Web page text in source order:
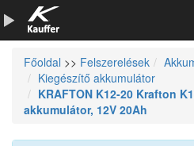
Szerszámkatalógus
Kosár
Főoldal >> Felszerelések
Kiegészítő akkumulátor
KRAFTON K12-20 Krafton
akkumulátor, 12V 20Ah